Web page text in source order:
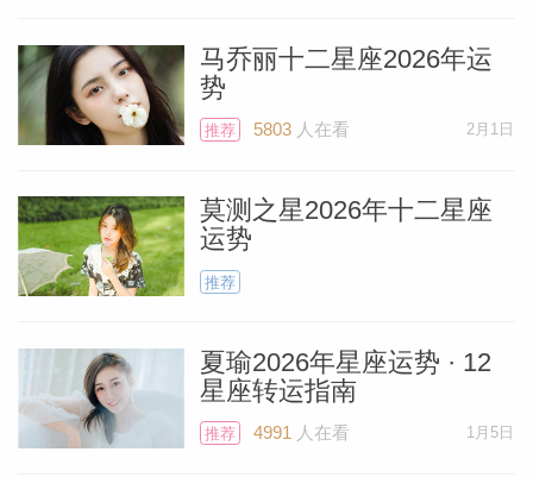
个人资
本周你的生活习惯有望向好的方向转变。周
一的满月照亮了你的社交圈领域，让你兴致
勃勃地想要与人交往。与朋友相聚并分享共
的木星跃入你的健康领域，并在未来一年
里，为你的日常生活带来好运，并为自我保
健和医疗事务带来祝福。周五，冲动的火星
令人兴奋的能量。
马乔丽十二星座2026年运
势
推荐 5803人在看 2月1日
莫测之星2026年十二星座
运势
推荐
夏瑜2026年星座运势 · 12
星座转运指南
推荐 4991 人在看 1月5日